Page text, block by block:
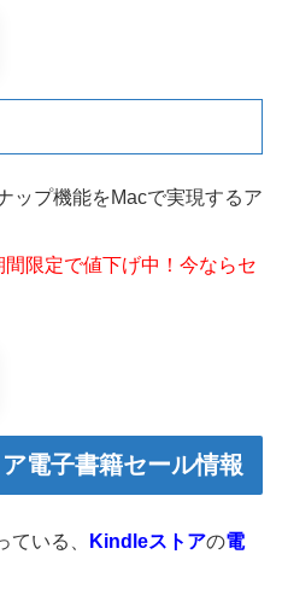
ップ機能をMacで実現するア
間限定で値下げ中！今ならセ
電子書籍セール情報
ている、 Kindleストアの電